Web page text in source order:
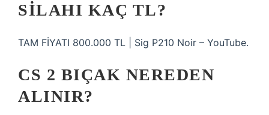
SILAHI KAÇ TL?
TAM FİYATI 800.000 TL | Sig P210 Noir – YouTube.
CS 2 BIÇAK NEREDEN
ALINIR?